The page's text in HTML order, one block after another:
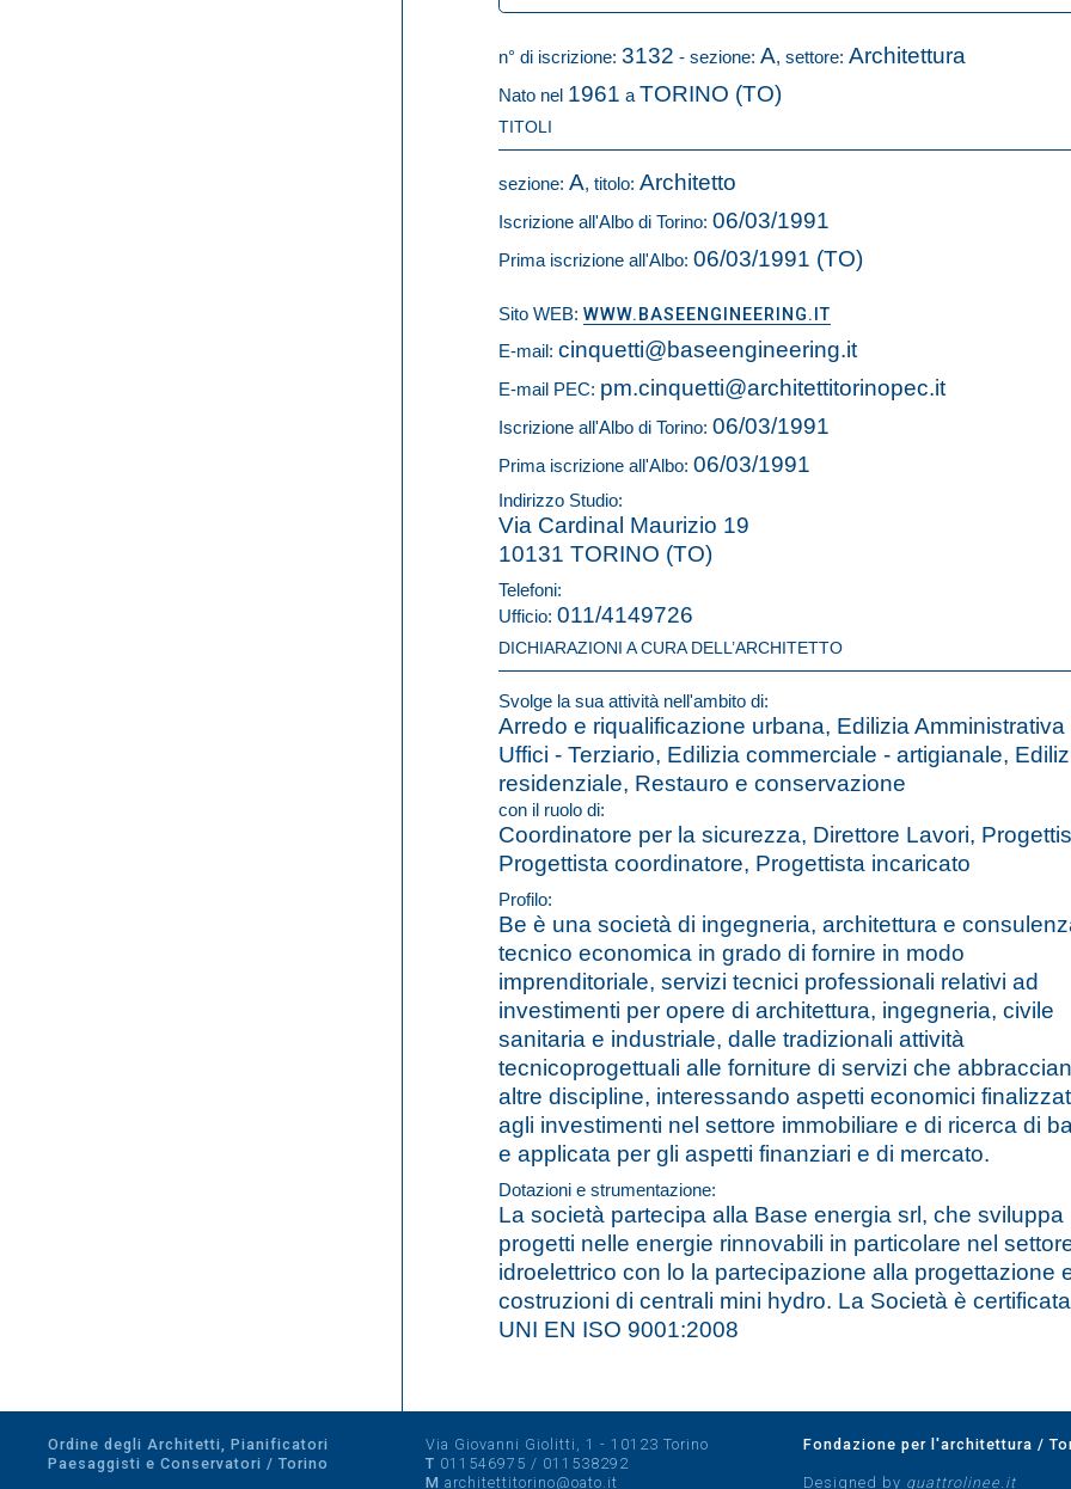
n° di iscrizione: 3132 - sezione: A, settore: Architettura
Nato nel 1961 a TORINO (TO)
TITOLI
sezione: A, titolo: Architetto
Iscrizione all'Albo di Torino: 06/03/1991
Prima iscrizione all'Albo: 06/03/1991 (TO)
Sito WEB: WWW.BASEENGINEERING.IT
E-mail: cinquetti@baseengineering.it
E-mail PEC: pm.cinquetti@architettitorinopec.it
Iscrizione all'Albo di Torino: 06/03/1991
Prima iscrizione all'Albo: 06/03/1991
Indirizzo Studio:
Via Cardinal Maurizio 19
10131 TORINO (TO)
Telefoni:
Ufficio: 011/4149726
DICHIARAZIONI A CURA DELL’ARCHITETTO
Svolge la sua attività nell'ambito di:
Arredo e riqualificazione urbana, Edilizia Amministrativa
Uffici - Terziario, Edilizia commerciale - artigianale,
residenziale, Restauro e conservazione
con il ruolo di:
Coordinatore per la sicurezza, Direttore Lavori,
Progettista coordinatore, Progettista incaricato
Profilo:
Be è una società di ingegneria, architettura e
tecnico economica in grado di fornire in modo
imprenditoriale, servizi tecnici professionali relativi ad
investimenti per opere di architettura, ingegneria, civile
sanitaria e industriale, dalle tradizionali attività
tecnicoprogettuali alle forniture di servizi che
altre discipline, interessando aspetti economici
agli investimenti nel settore immobiliare e di ricerca di
e applicata per gli aspetti finanziari e di mercato.
Dotazioni e strumentazione:
La società partecipa alla Base energia srl, che sviluppa
progetti nelle energie rinnovabili in particolare nel
idroelettrico con lo la partecipazione alla progettazione
costruzioni di centrali mini hydro. La Società è certificata
UNI EN ISO 9001:2008
Ordine degli Architetti, Pianificatori
Paesaggisti e Conservatori / Torino
Via Giovanni Giolitti, 1 - 10123 Torino
T 011546975 / 011538292
M architettitorino@oato.it
Fondazione per l'architettura /
Designed by quattrolinee.it